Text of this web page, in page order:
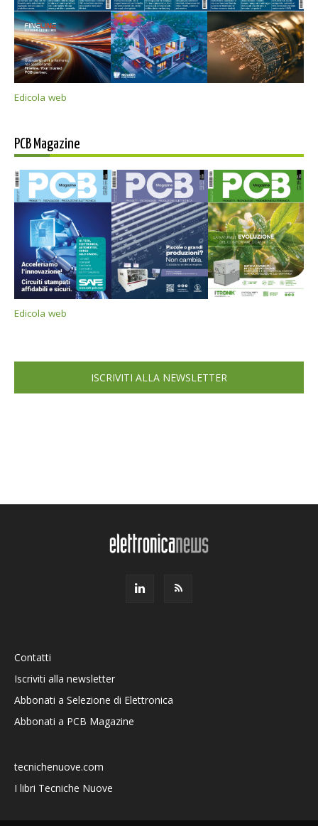
Edicola web
PCB Magazine
Edicola web
ISCRIVITI ALLA NEWSLETTER
Contatti
Iscriviti alla newsletter
Abbonati a Selezione di Elettronica
Abbonati a PCB Magazine
tecnichenuove.com
I libri Tecniche Nuove